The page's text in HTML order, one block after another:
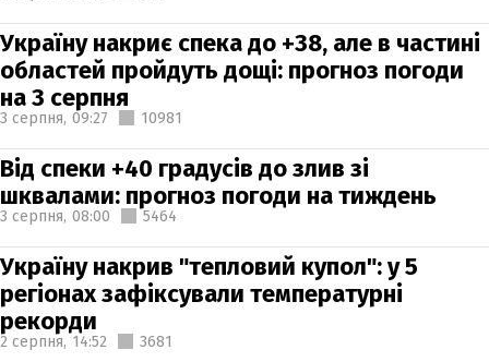
Україну накриє спека до +38, але в частині
областей пройдуть дощі: прогноз погоди
на 3 серпня
3 серпня, 09:27 10981
Від спеки +40 градусів до злив зі
шквалами: прогноз погоди на тиждень
3 серпня, 08:00 5464
Україну накрив "тепловий купол": у 5
регіонах зафіксували температурні
рекорди
2 серпня, 14:52 3681